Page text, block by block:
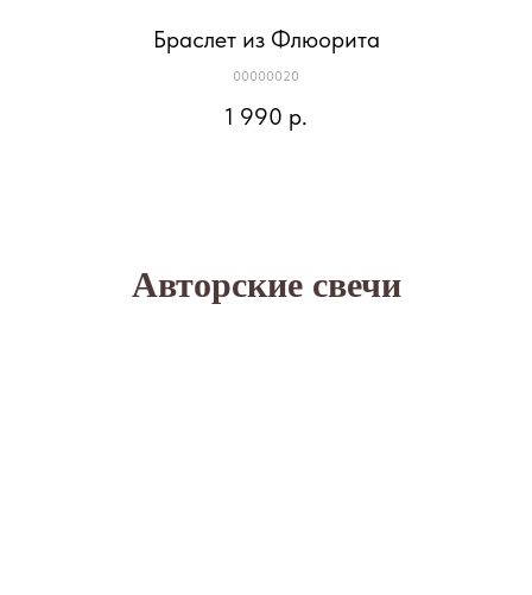
Браслет из Флюорита
00000020
1 990 р.
Авторские свечи